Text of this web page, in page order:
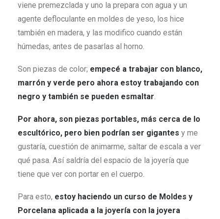
viene premezclada y uno la prepara con agua y un
agente defloculante en moldes de yeso, los hice
también en madera, y las modifico cuando están
húmedas, antes de pasarlas al horno.
Son piezas de color; empecé a trabajar con blanco,
marrón y verde pero ahora estoy trabajando con
negro y también se pueden esmaltar.
Por ahora, son piezas portables, más cerca de lo
escultórico, pero bien podrían ser gigantes y me
gustaría, cuestión de animarme, saltar de escala a ver
qué pasa. Así saldría del espacio de la joyería que
tiene que ver con portar en el cuerpo.
Para esto, estoy haciendo un curso de Moldes y
Porcelana aplicada a la joyería con la joyera